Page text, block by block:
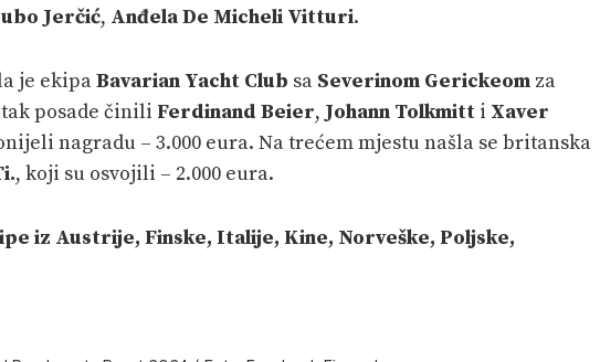
Jerčić, Anđela De Micheli Vitturi.
je ekipaBavarian Yacht Club sa Severinom Gerickeom za
posade činili Ferdinand Beier, Johann Tolkmitt i Xaver
nagradu – 3.000 eura. Na trećem mjestu našla se britanska
, koji su osvojili – 2.000 eura.
iz Austrije, Finske, Italije, Kine, Norveške, Poljske,